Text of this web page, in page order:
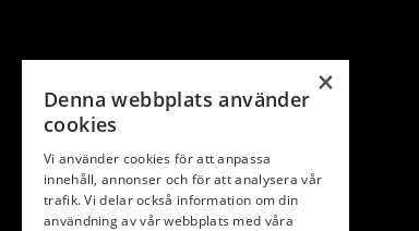
×
Denna webbplats använder
cookies
Vi använder cookies för att anpassa
innehåll, annonser och för att analysera vår
trafik. Vi delar också information om din
användning av vår webbplats med våra